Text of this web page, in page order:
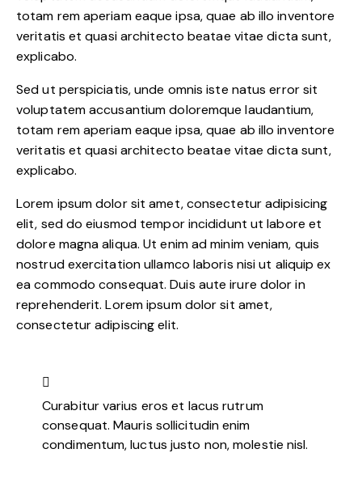
totam rem aperiam eaque ipsa, quae ab illo inventore
veritatis et quasi architecto beatae vitae dicta sunt,
explicabo.
Sed ut perspiciatis, unde omnis iste natus error sit
voluptatem accusantium doloremque laudantium,
totam rem aperiam eaque ipsa, quae ab illo inventore
veritatis et quasi architecto beatae vitae dicta sunt,
explicabo.
Lorem ipsum dolor sit amet, consectetur adipisicing
elit, sed do eiusmod tempor incididunt ut labore et
dolore magna aliqua. Ut enim ad minim veniam, quis
nostrud exercitation ullamco laboris nisi ut aliquip ex
ea commodo consequat. Duis aute irure dolor in
reprehenderit. Lorem ipsum dolor sit amet,
consectetur adipiscing elit.
Curabitur varius eros et lacus rutrum
consequat. Mauris sollicitudin enim
condimentum, luctus justo non, molestie nisl.